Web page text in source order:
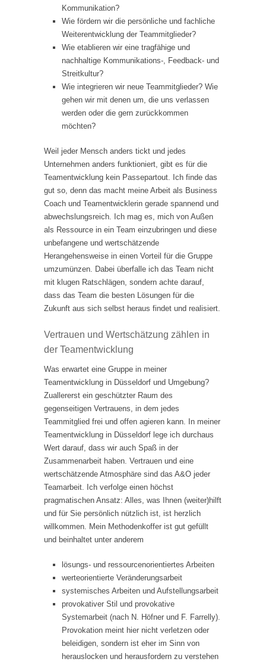
Kommunikation?
Wie fördern wir die persönliche und fachliche
Weiterentwicklung der Teammitglieder?
Wie etablieren wir eine tragfähige und
nachhaltige Kommunikations-, Feedback- und
Streitkultur?
Wie integrieren wir neue Teammitglieder? Wie
gehen wir mit denen um, die uns verlassen
werden oder die gern zurückkommen
möchten?
Weil jeder Mensch anders tickt und jedes
Unternehmen anders funktioniert, gibt es für die
Teamentwicklung kein Passepartout. Ich finde das
gut so, denn das macht meine Arbeit als Business
Coach und Teamentwicklerin gerade spannend und
abwechslungsreich. Ich mag es, mich von Außen
als Ressource in ein Team einzubringen und diese
unbefangene und wertschätzende
Herangehensweise in einen Vorteil für die Gruppe
umzumünzen. Dabei überfalle ich das Team nicht
mit klugen Ratschlägen, sondern achte darauf,
dass das Team die besten Lösungen für die
Zukunft aus sich selbst heraus findet und realisiert.
Vertrauen und Wertschätzung zählen in
der Teamentwicklung
Was erwartet eine Gruppe in meiner
Teamentwicklung in Düsseldorf und Umgebung?
Zuallererst ein geschützter Raum des
gegenseitigen Vertrauens, in dem jedes
Teammitglied frei und offen agieren kann. In meiner
Teamentwicklung in Düsseldorf lege ich durchaus
Wert darauf, dass wir auch Spaß in der
Zusammenarbeit haben. Vertrauen und eine
wertschätzende Atmosphäre sind das A&O jeder
Teamarbeit. Ich verfolge einen höchst
pragmatischen Ansatz: Alles, was Ihnen (weiter)hilft
und für Sie persönlich nützlich ist, ist herzlich
willkommen. Mein Methodenkoffer ist gut gefüllt
und beinhaltet unter anderem
lösungs- und ressourcenorientiertes Arbeiten
werteorientierte Veränderungsarbeit
systemisches Arbeiten und Aufstellungsarbeit
provokativer Stil und provokative
Systemarbeit (nach N. Höfner und F. Farrelly).
Provokation meint hier nicht verletzen oder
beleidigen, sondern ist eher im Sinn von
herauslocken und herausfordern zu verstehen